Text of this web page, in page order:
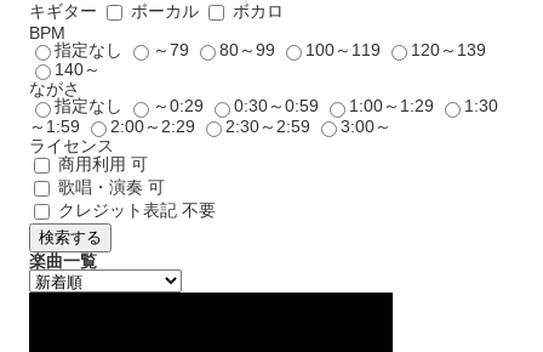
キギター
ボーカル
ボカロ
BPM
指定なし
～79 80～99 100～119
120～139
140～
ながさ
指定なし
～0:29 0:30～0:59 1:00～1:29
1:30
～1:59
2:00～2:29 2:30～2:59
3:00～
ライセンス
商用利用 可
歌唱・演奏 可
クレジット表記 不要
検索する
楽曲一覧